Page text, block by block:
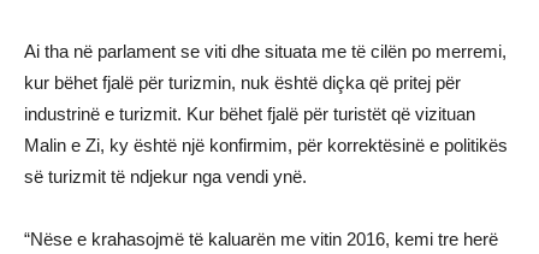
Ai tha në parlament se viti dhe situata me të cilën po merremi,
kur bëhet fjalë për turizmin, nuk është diçka që pritej për
industrinë e turizmit. Kur bëhet fjalë për turistët që vizituan
Malin e Zi, ky është një konfirmim, për korrektësinë e politikës
së turizmit të ndjekur nga vendi ynë.
“Nëse e krahasojmë të kaluarën me vitin 2016, kemi tre herë